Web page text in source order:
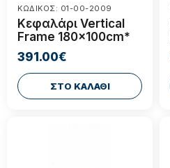
ΚΩΔΙΚΟΣ: 01-00-2009
Κεφαλάρι Vertical
Frame 180x100cm*
391.00€
ΣΤΟ ΚΑΛΑΘΙ